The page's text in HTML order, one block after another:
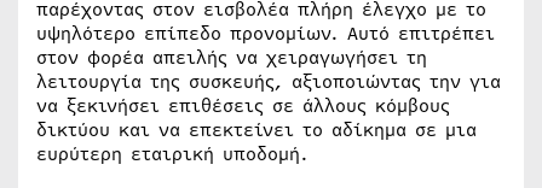
παρέχοντας στον εισβολέα πλήρη έλεγχο με το
υψηλότερο επίπεδο προνομίων. Αυτό επιτρέπει
στον φορέα απειλής να χειραγωγήσει τη
λειτουργία της συσκευής, αξιοποιώντας την για
να ξεκινήσει επιθέσεις σε άλλους κόμβους
δικτύου και να επεκτείνει το αδίκημα σε μια
ευρύτερη εταιρική υποδομή.